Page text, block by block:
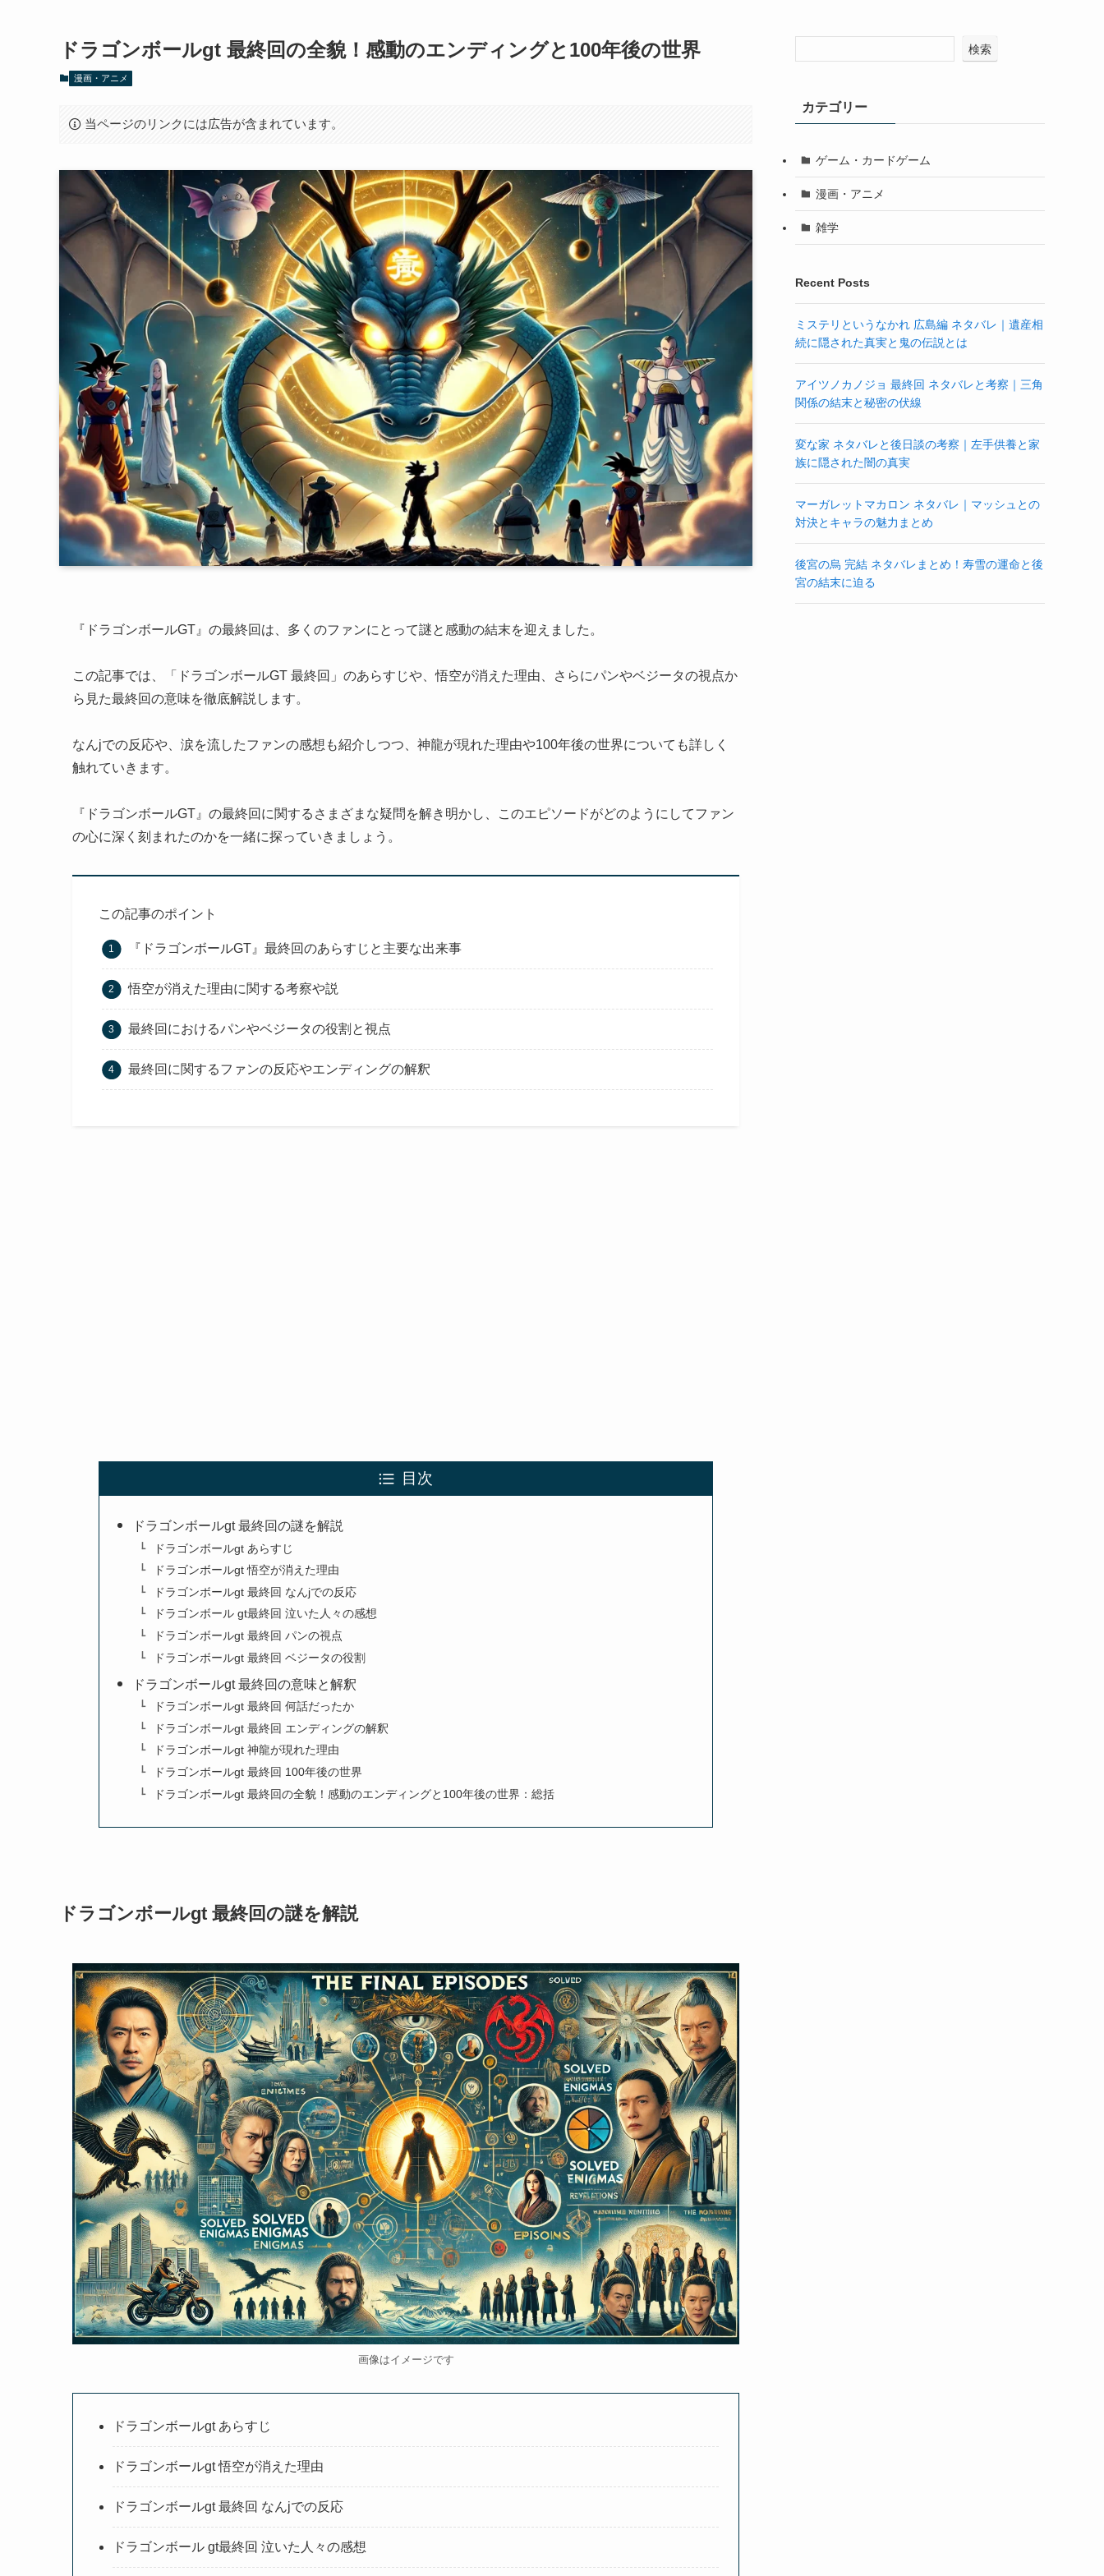
ドラゴンボールgt 最終回の全貌！感動のエンディングと100年後の世界
漫画・アニメ
当ページのリンクには広告が含まれています。
『ドラゴンボールGT』の最終回は、多くのファンにとって謎と感動の結末を迎えました。
この記事では、「ドラゴンボールGT 最終回」のあらすじや、悟空が消えた理由、さらにパンやベジータの視点か
ら見た最終回の意味を徹底解説します。
なんjでの反応や、涙を流したファンの感想も紹介しつつ、神龍が現れた理由や100年後の世界についても詳しく
触れていきます。
『ドラゴンボールGT』の最終回に関するさまざまな疑問を解き明かし、このエピソードがどのようにしてファン
の心に深く刻まれたのかを一緒に探っていきましょう。
この記事のポイント
『ドラゴンボールGT』最終回のあらすじと主要な出来事
悟空が消えた理由に関する考察や説
最終回におけるパンやベジータの役割と視点
最終回に関するファンの反応やエンディングの解釈
目次
ドラゴンボールgt 最終回の謎を解説
ドラゴンボールgt あらすじ
ドラゴンボールgt 悟空が消えた理由
ドラゴンボールgt 最終回 なんjでの反応
ドラゴンボール gt最終回 泣いた人々の感想
ドラゴンボールgt 最終回 パンの視点
ドラゴンボールgt 最終回 ベジータの役割
ドラゴンボールgt 最終回の意味と解釈
ドラゴンボールgt 最終回 何話だったか
ドラゴンボールgt 最終回 エンディングの解釈
ドラゴンボールgt 神龍が現れた理由
ドラゴンボールgt 最終回 100年後の世界
ドラゴンボールgt 最終回の全貌！感動のエンディングと100年後の世界：総括
ドラゴンボールgt 最終回の謎を解説
画像はイメージです
ドラゴンボールgt あらすじ
ドラゴンボールgt 悟空が消えた理由
ドラゴンボールgt 最終回 なんjでの反応
ドラゴンボール gt最終回 泣いた人々の感想
検索
カテゴリー
ゲーム・カードゲーム
漫画・アニメ
雑学
Recent Posts
ミステリというなかれ 広島編 ネタバレ｜遺産相
続に隠された真実と鬼の伝説とは
アイツノカノジョ 最終回 ネタバレと考察｜三角
関係の結末と秘密の伏線
変な家 ネタバレと後日談の考察｜左手供養と家
族に隠された闇の真実
マーガレットマカロン ネタバレ｜マッシュとの
対決とキャラの魅力まとめ
後宮の烏 完結 ネタバレまとめ！寿雪の運命と後
宮の結末に迫る